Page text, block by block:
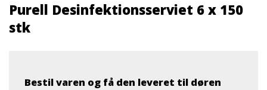
Purell Desinfektionsserviet 6 x 150
stk
Bestil varen og få den leveret til døren